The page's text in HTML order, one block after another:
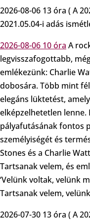
2026-08-06 13 óra ( A
2021.05.04-i adás
2026-08-06 10 óra A
legvisszafogottabb,
emlékezünk: Charlie
dobosára. Több mint
elegáns lüktetést,
elképzelhetetlen
pályafutásának fontos
személyiségét és
Stones és a Charlie
Tartsanak velem, és
‘Velünk voltak, velünk
Tartsanak velem,
2026-07-30 13 óra ( A